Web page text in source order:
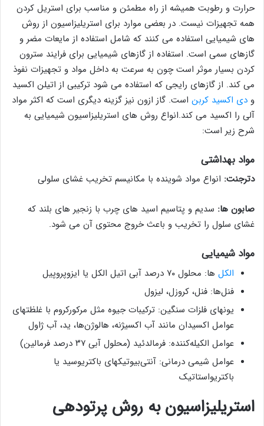
حرارت و رطوبت همیشه از راه مطمئن و مناسب برای استریل کردن
همه تجهیزات نیست. در بعضی موارد برای استریلیزاسیون از روش
های شیمیایی استفاده می کنند که شامل استفاده از مایعات مضر و
گازهای سمی ‌است. استفاده از گازهای شیمیایی برای فرایند سترون
کردن بسیار موثر است چون به سرعت به داخل مواد و تجهیزات نفوذ
می کند. از گازهای رایجی که استفاده می شود ترکیبی از اتیلن اکسید
و دی اکسید کربن است. گاز ازون نیز گزینه دیگری است که اکثر مواد
آلی را اکسید می کند.انواع روش های استریلیزاسیون شیمیایی به
شرح زیر است:
مواد بهداشتی
دترجنت: انواع مواد شوینده با مکانیسم تخریب غشای سلولی
صابون ها: سدیم و پتاسیم اسید های چرب با زنجیر های بلند که
غشای سلول را تخریب و باعث خروج محتوی آن می شود.
مواد شیمیایی
الکل ها: محلول ۷۰ درصد آبی اتیل الکل یا ایزوپروپیل
فنل‌ها: فنل، کروزل، لیزول
یونهای فلزات سنگین: ترکیبات جیوه مثل مرکورکروم با غلظتهای
عوامل اکسیدان مانند آب اکسیژنه، هالوژن‌ها، ید، آب ژاول
عوامل الکیله‌کننده: فرمالدئید (محلول آبی ۳۷ درصد فرمالین)
عوامل شیمی درمانی: آنتی‌بیوتیکهای باکتریوسید یا
باکتریواستاتیک
استریلیزاسیون به روش پرتودهی